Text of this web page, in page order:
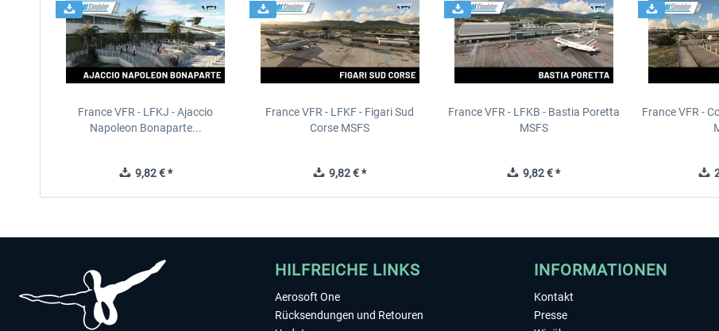
France VFR - LFKJ - Ajaccio
Napoleon Bonaparte...
9,82 € *
France VFR - LFKF - Figari Sud
Corse MSFS
9,82 € *
France VFR - LFKB - Bastia Poretta
MSFS
9,82 € *
France VFR -
HILFREICHE LINKS
Aerosoft One
Rücksendungen und Retouren
INFORMATIONEN
Kontakt
Presse